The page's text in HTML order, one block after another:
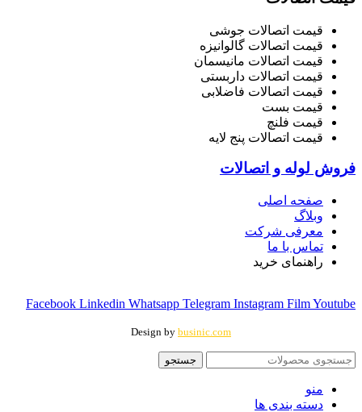
قیمت اتصالات جوشی
قیمت اتصالات گالوانیزه
قیمت اتصالات مانیسمان
قیمت اتصالات داربستی
قیمت اتصالات فاضلابی
قیمت بست
قیمت فلنچ
قیمت اتصالات پنج لایه
فروش لوله و اتصالات
صفحه اصلی
وبلاگ
معرفی شرکت
تماس با ما
راهنمای خرید
Facebook Linkedin Whatsapp Telegram Instagram FilmYoutube
Design by businic.com
جستجو
منو
دسته بندی ها